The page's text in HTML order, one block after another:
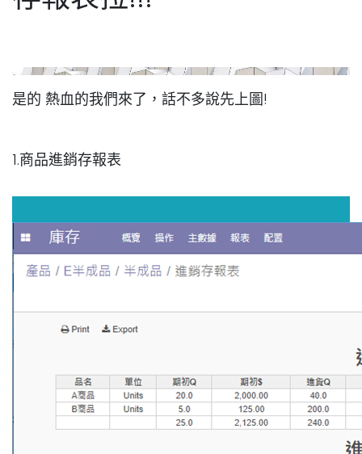
是的 熱血的我們來了，話不多說先上圖!
1.商品進銷存報表